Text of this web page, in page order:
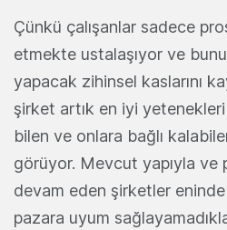
Çünkü çalışanlar sadece
etmekte ustalaşıyor ve
yapacak zihinsel kaslarını
şirket artık en iyi
bilen ve onlara bağlı
görüyor. Mevcut yapıyla ve
devam eden şirketler
pazara uyum